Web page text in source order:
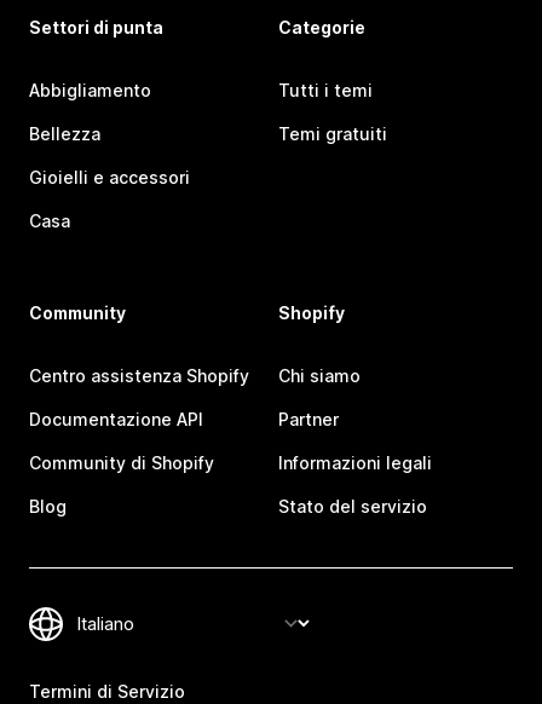
Settori di punta
Abbigliamento
Bellezza
Gioielli e accessori
Casa
Categorie
Tutti i temi
Temi gratuiti
Community
Centro assistenza Shopify
Documentazione API
Community di Shopify
Blog
Shopify
Chi siamo
Partner
Informazioni legali
Stato del servizio
Termini di Servizio